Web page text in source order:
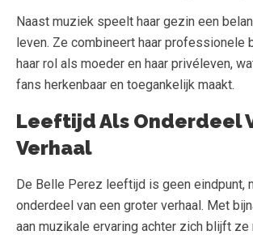
Naast muziek speelt haar gezin een
leven. Ze combineert haar professionele
haar rol als moeder en haar privéleven,
fans herkenbaar en toegankelijk maakt.
Leeftijd Als Onderdeel
Verhaal
De Belle Perez leeftijd is geen eindpunt,
onderdeel van een groter verhaal. Met
aan muzikale ervaring achter zich blijft ze